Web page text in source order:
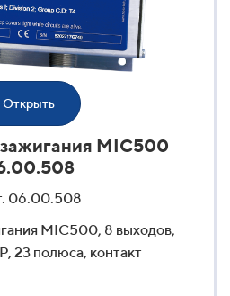
Открыть
MIC500
06.00.508
MIC500, 8 выходов,
23 полюса, контакт